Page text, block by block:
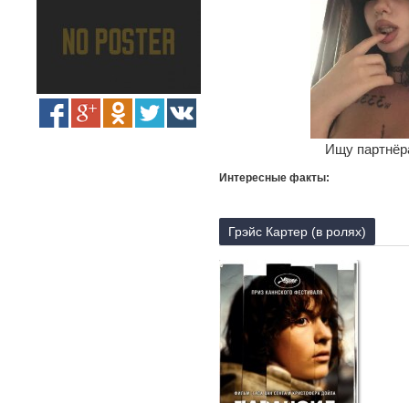
Ищу
Интересные факты:
Грэйс Картер (в ролях)